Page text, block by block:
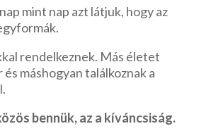
mint nap azt látjuk, hogy az
rendelkeznek. Más életet
máshogyan találkoznak a
bennük, az a kíváncsiság.